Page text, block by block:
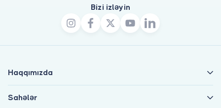
Bizi izləyin
Haqqımızda
Sahələr